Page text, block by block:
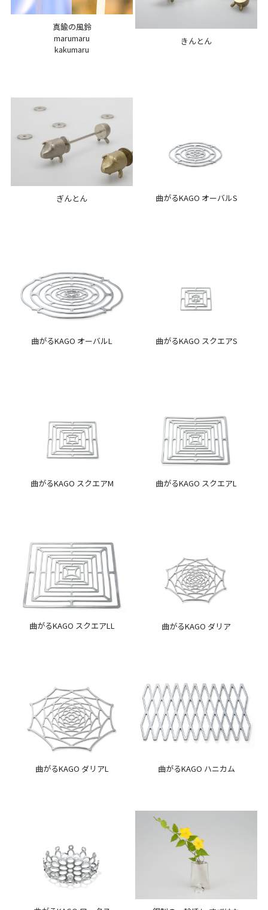
真鍮の風鈴
marumaru
kakumaru
きんとん
ぎんとん 曲がるKAGO オーバルS
曲がるKAGO オーバルL 曲がるKAGO スクエアS
曲がるKAGO スクエアM 曲がるKAGO スクエアL
曲がるKAGO スクエアLL 曲がるKAGO ダリア
曲がるKAGO ダリアL 曲がるKAGO ハニカム